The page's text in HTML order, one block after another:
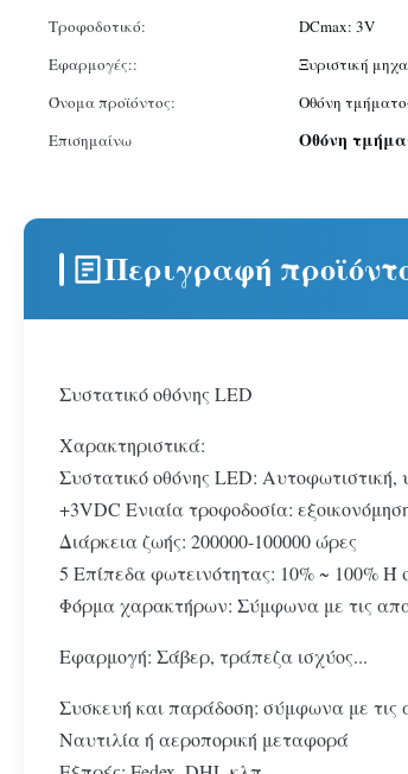
Τροφοδοτικό:
DCmax: 3V
Εφαρμογές::
Ξυριστική
Όνομα προϊόντος:
Οθόνη
Επισημαίνω
Οθόνη
Περιγραφή
Συστατικό οθόνης LED
Χαρακτηριστικά:
Συστατικό οθόνης LED:
+3VDC Ενιαία τροφοδοσία:
Διάρκεια ζωής: 200000-100000 ώρες
5 Επίπεδα φωτεινότητας: 10% ~ 100%
Φόρμα χαρακτήρων: Σύμφωνα με τις
Εφαρμογή: Σάβερ, τράπεζα ισχύος...
Συσκευή και παράδοση: σύμφωνα με τις
Ναυτιλία ή αεροπορική μεταφορά